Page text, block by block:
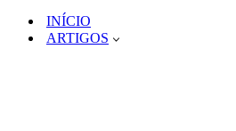
INÍCIO
ARTIGOS